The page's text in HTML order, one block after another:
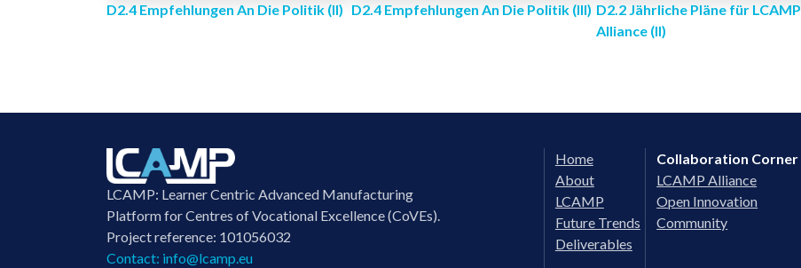
D2.4 Empfehlungen An Die Politik (II) D2.4 Empfehlungen An Die Politik (III) D2.2 Jährliche Pläne für LCAMP
Alliance (II)
LCAMP: Learner Centric Advanced Manufacturing
Platform for Centres of Vocational Excellence (CoVEs).
Project reference: 101056032
Contact: info@lcamp.eu
Home
About
LCAMP
Future Trends
Deliverables
Collaboration Corner
LCAMP Alliance
Open Innovation
Community